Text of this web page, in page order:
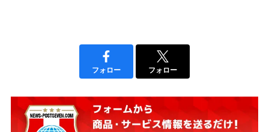
フォロー フォロー